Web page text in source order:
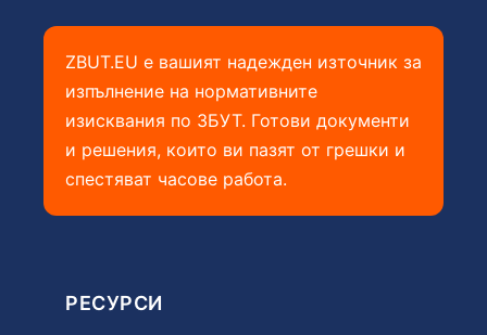
ZBUT.EU е вашият надежден източник за
изпълнение на нормативните
изисквания по ЗБУТ. Готови документи
и решения, които ви пазят от грешки и
спестяват часове работа.
РЕСУРСИ